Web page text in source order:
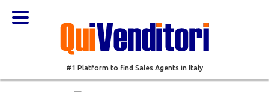
#1 Platform to find Sales Agents in Italy